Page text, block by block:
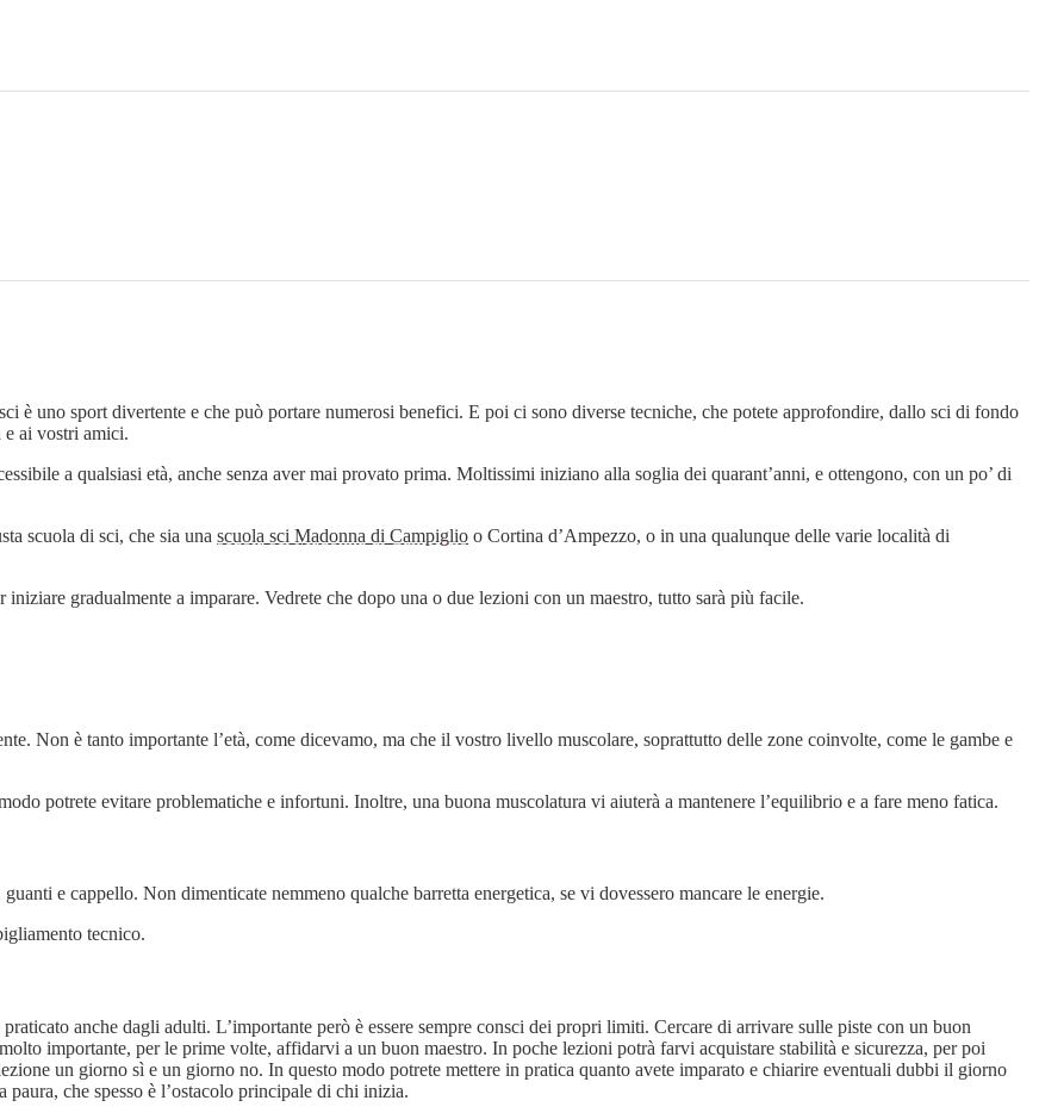
è uno sport divertente e che può portare numerosi benefici. E poi ci sono diverse tecniche, che potete approfondire, dallo sci di fondo
ai vostri amici.
a qualsiasi età, anche senza aver mai provato prima. Moltissimi iniziano alla soglia dei quarant’anni, e ottengono, con un po’ di
scuola di sci, che sia una scuola sci Madonna di Campiglio o Cortina d’Ampezzo, o in una qualunque delle varie località di
gradualmente a imparare. Vedrete che dopo una o due lezioni con un maestro, tutto sarà più facile.
Non è tanto importante l’età, come dicevamo, ma che il vostro livello muscolare, soprattutto delle zone coinvolte, come le gambe e
potrete evitare problematiche e infortuni. Inoltre, una buona muscolatura vi aiuterà a mantenere l’equilibrio e a fare meno fatica.
e cappello. Non dimenticate nemmeno qualche barretta energetica, se vi dovessero mancare le energie.
tecnico.
anche dagli adulti. L’importante però è essere sempre consci dei propri limiti. Cercare di arrivare sulle piste con un buon
importante, per le prime volte, affidarvi a un buon maestro. In poche lezioni potrà farvi acquistare stabilità e sicurezza, per poi
un giorno sì e un giorno no. In questo modo potrete mettere in pratica quanto avete imparato e chiarire eventuali dubbi il giorno
che spesso è l’ostacolo principale di chi inizia.